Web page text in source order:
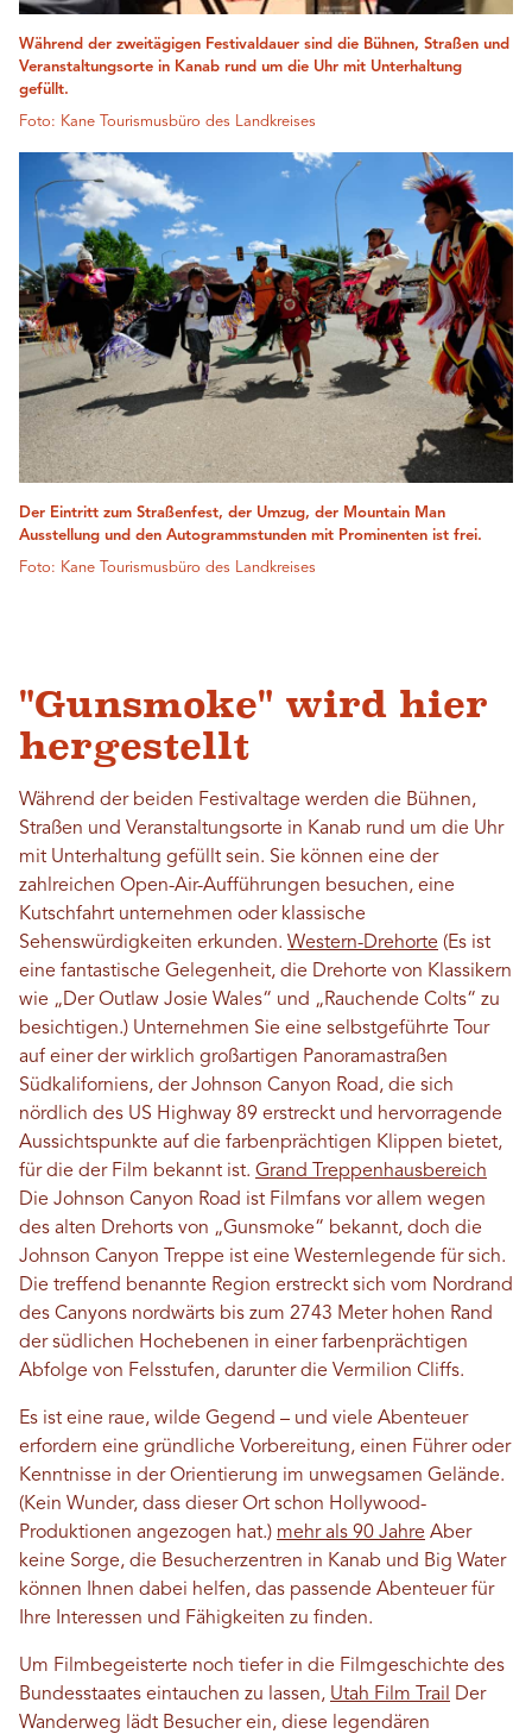
Während der zweitägigen Festivaldauer sind die Bühnen, Straßen und
Veranstaltungsorte in Kanab rund um die Uhr mit Unterhaltung
gefüllt.
Foto: Kane Tourismusbüro des Landkreises
Der Eintritt zum Straßenfest, der Umzug, der Mountain Man
Ausstellung und den Autogrammstunden mit Prominenten ist frei.
Foto: Kane Tourismusbüro des Landkreises
"Gunsmoke" wird hier
hergestellt
Während der beiden Festivaltage werden die Bühnen,
Straßen und Veranstaltungsorte in Kanab rund um die Uhr
mit Unterhaltung gefüllt sein. Sie können eine der
zahlreichen Open-Air-Aufführungen besuchen, eine
Kutschfahrt unternehmen oder klassische
Sehenswürdigkeiten erkunden. Western-Drehorte (Es ist
eine fantastische Gelegenheit, die Drehorte von Klassikern
wie „Der Outlaw Josie Wales“ und „Rauchende Colts“ zu
besichtigen.) Unternehmen Sie eine selbstgeführte Tour
auf einer der wirklich großartigen Panoramastraßen
Südkaliforniens, der Johnson Canyon Road, die sich
nördlich des US Highway 89 erstreckt und hervorragende
Aussichtspunkte auf die farbenprächtigen Klippen bietet,
für die der Film bekannt ist. Grand Treppenhausbereich
Die Johnson Canyon Road ist Filmfans vor allem wegen
des alten Drehorts von „Gunsmoke“ bekannt, doch die
Johnson Canyon Treppe ist eine Westernlegende für sich.
Die treffend benannte Region erstreckt sich vom Nordrand
des Canyons nordwärts bis zum 2743 Meter hohen Rand
der südlichen Hochebenen in einer farbenprächtigen
Abfolge von Felsstufen, darunter die Vermilion Cliffs.
Es ist eine raue, wilde Gegend – und viele Abenteuer
erfordern eine gründliche Vorbereitung, einen Führer oder
Kenntnisse in der Orientierung im unwegsamen Gelände.
(Kein Wunder, dass dieser Ort schon Hollywood-
Produktionen angezogen hat.) mehr als 90 Jahre Aber
keine Sorge, die Besucherzentren in Kanab und Big Water
können Ihnen dabei helfen, das passende Abenteuer für
Ihre Interessen und Fähigkeiten zu finden.
Um Filmbegeisterte noch tiefer in die Filmgeschichte des
Bundesstaates eintauchen zu lassen, Utah Film Trail
Der
Wanderweg lädt Besucher ein, diese legendären